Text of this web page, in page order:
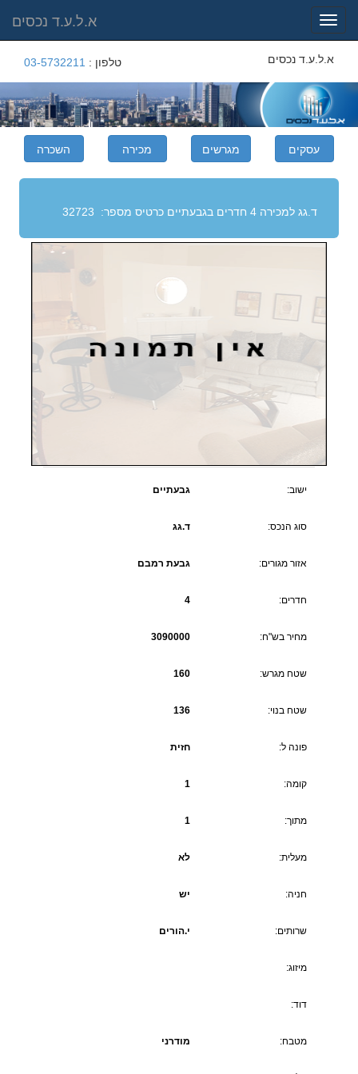
Toggle
navigation
א.ל.ע.ד נכסים
טלפון : 03-5732211 א.ל.ע.ד נכסים
ד.גג למכירה 4 חדרים בגבעתיים כרטיס מספר: 32723
ישוב: גבעתיים
סוג הנכס: ד.גג
אזור מגורים: גבעת רמבם
חדרים: 4
מחיר בש"ח: 3090000
שטח מגרש: 160
שטח בנוי: 136
פונה ל: חזית
קומה: 1
מתוך: 1
מעלית: לא
חניה: יש
שרותים: י.הורים
מיזוג:
דוד:
מטבח: מודרני